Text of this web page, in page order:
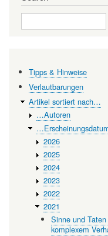
Weg
Post-
COVID
Welt
Stärkung
Search
Tipps & Hinweise
Verlautbarungen
Artikel sortiert nach…
…Autoren
2026
2025
2024
2023
2022
2021
Sinne und
komplexem